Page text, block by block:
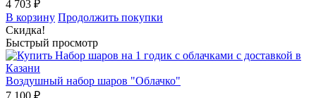
4 703 ₽
В корзину Продолжить покупки
Скидка!
Быстрый просмотр
Воздушный набор шаров "Облачко"
7 100 ₽